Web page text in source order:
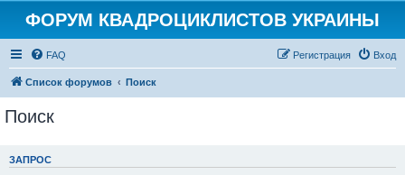
ФОРУМ КВАДРОЦИКЛИСТОВ УКРАИНЫ
FAQ Вход
Регистрация
Список форумов Поиск
Поиск
ЗАПРОС